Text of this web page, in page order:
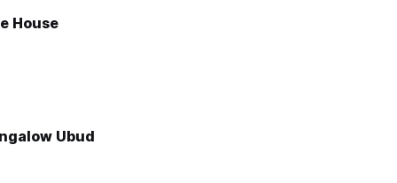
House
Ubud